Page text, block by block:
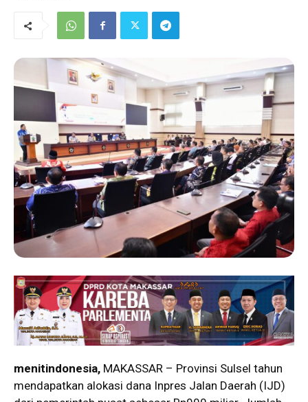
menitindonesia, MAKASSAR – Provinsi Sulsel tahun
mendapatkan alokasi dana Inpres Jalan Daerah (IJD)